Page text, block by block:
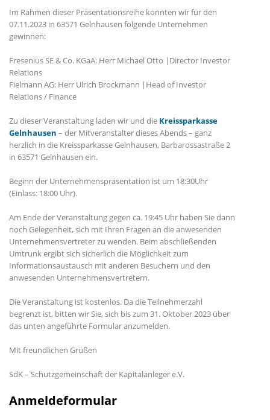
Im Rahmen dieser Präsentationsreihe konnten wir für den
07.11.2023 in 63571 Gelnhausen folgende Unternehmen
gewinnen:
Fresenius SE & Co. KGaA: Herr Michael Otto |Director Investor
Relations
Fielmann AG: Herr Ulrich Brockmann |Head of Investor
Relations / Finance
Zu dieser Veranstaltung laden wir und die Kreissparkasse
Gelnhausen – der Mitveranstalter dieses Abends – ganz
herzlich in die Kreissparkasse Gelnhausen, Barbarossastraße 2
in 63571 Gelnhausen ein.
Beginn der Unternehmenspräsentation ist um 18:30Uhr
(Einlass: 18:00 Uhr).
Am Ende der Veranstaltung gegen ca. 19:45 Uhr haben Sie dann
noch Gelegenheit, sich mit Ihren Fragen an die anwesenden
Unternehmensvertreter zu wenden. Beim abschließenden
Umtrunk ergibt sich sicherlich die Möglichkeit zum
Informationsaustausch mit anderen Besuchern und den
anwesenden Unternehmensvertretern.
Die Veranstaltung ist kostenlos. Da die Teilnehmerzahl
begrenzt ist, bitten wir Sie, sich bis zum 31. Oktober 2023 über
das unten angeführte Formular anzumelden.
Mit freundlichen Grüßen
SdK – Schutzgemeinschaft der Kapitalanleger e.V.
Anmeldeformular